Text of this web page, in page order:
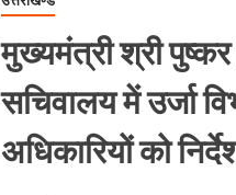
मुख्यमंत्री श्री
सचिवालय में उर्जा
अधिकारियों को